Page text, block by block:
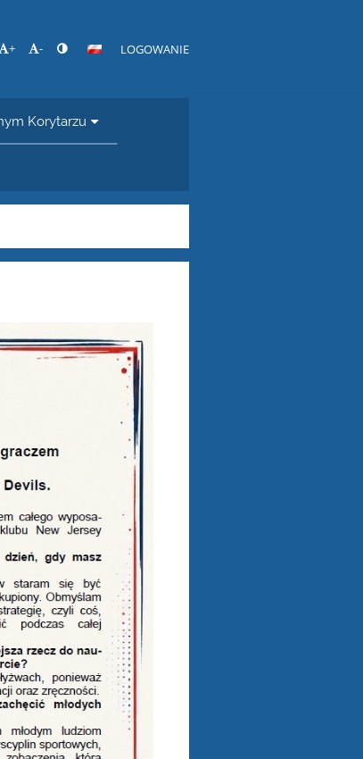
+ - LOGOWANIE
Korytarzu